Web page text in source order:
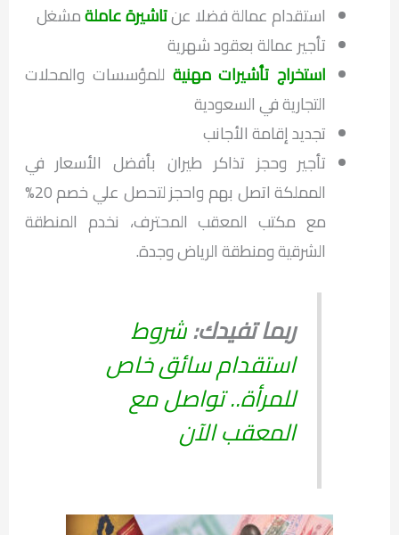
استقدام عمالة فضلا عنتاشيرة عاملةمشغل
تأجير عمالة بعقود شهرية
استخراج تأشيرات مهنية للمؤسسات والمحلات
التجارية في السعودية
تجديد إقامة الأجانب
تأجير وحجز تذاكر طيران بأفضل الأسعار في
المملكة اتصل بهم واحجز لتحصل علي خصم 20%
مع مكتب المعقب المحترف، نخدم المنطقة
الشرقية ومنطقة الرياض وجدة.
ربما تفيدك:شروط
استقدام سائق خاص
للمرأة.. تواصل مع
المعقب الآن